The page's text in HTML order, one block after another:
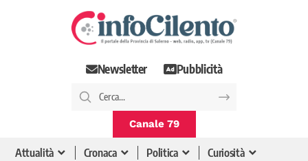
Newsletter Pubblicità
Canale 79
Attualità Cronaca Politica
Curiosità